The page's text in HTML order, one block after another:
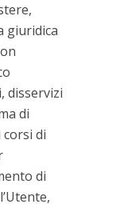
giuridica
disservizi
di
di
di